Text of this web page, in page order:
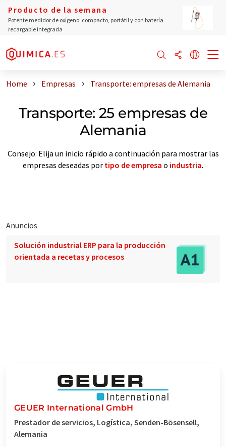
Producto de la semana
Potente medidor de oxígeno: compacto, portátil y con batería
recargable integrada
Home Empresas Transporte: empresas de Alemania
Transporte: 25 empresas de
Alemania
Consejo: Elija un inicio rápido a continuación para mostrar las
empresas deseadas por tipo de empresa o industria.
Anuncios
Solución industrial ERP para la producción
orientada a recetas y procesos
GEUER International GmbH
Prestador de servicios, Logística, Senden-Bösensell,
Alemania